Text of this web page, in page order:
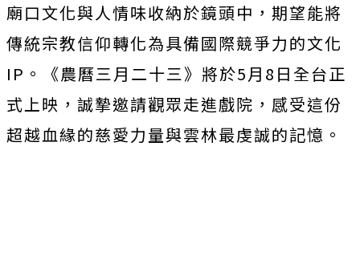
廟口文化與人情味收納於鏡頭中， 期望能將
傳統宗教信仰轉化為具備國際競爭力的文化
IP。《農曆三月二十三》將於5月8日全台正
式上映， 誠摯邀請觀眾走進戲院， 感受這份
超越血緣的慈愛力量與雲林最虔誠的記憶。